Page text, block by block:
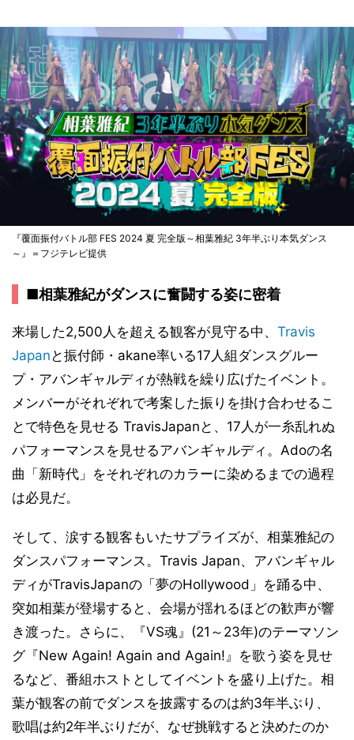
『覆面振付バトル部 FES 2024 夏 完全版～相葉雅紀 3年半ぶり本気ダンス
～』＝フジテレビ提供
■相葉雅紀がダンスに奮闘する姿に密着
来場した2,500人を超える観客が見守る中、 Travis
Japan と振付師・akane率いる17人組ダンスグルー
プ・アバンギャルディが熱戦を繰り広げたイベント。
メンバーがそれぞれで考案した振りを掛け合わせるこ
とで特色を見せる TravisJapanと、17人が一糸乱れぬ
パフォーマンスを見せるアバンギャルディ。Adoの名
曲「新時代」をそれぞれのカラーに染めるまでの過程
は必見だ。
そして、涙する観客もいたサプライズが、相葉雅紀の
ダンスパフォーマンス。Travis Japan、アバンギャル
ディがTravisJapanの「夢のHollywood」を踊る中、
突如相葉が登場すると、会場が揺れるほどの歓声が響
き渡った。さらに、『VS魂』(21～23年)のテーマソン
グ『New Again! Again and Again!』を歌う姿を見せ
るなど、番組ホストとしてイベントを盛り上げた。相
葉が観客の前でダンスを披露するのは約3年半ぶり、
歌唱は約2年半ぶりだが、なぜ挑戦すると決めたのか